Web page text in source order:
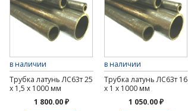
в наличии
Трубка латунь ЛС63т 25
х 1,5 х 1000 мм
1 800.00 ₽
в наличии
Трубка латунь ЛС63т 16
х 1 х 1000 мм
1 050.00 ₽